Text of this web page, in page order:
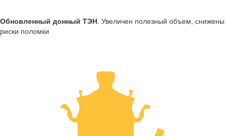
Обновленный донный ТЭН. Увеличен полезный объем, снижены
риски поломки